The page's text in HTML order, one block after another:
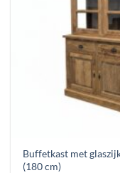
Buffetkast met
(180 cm)